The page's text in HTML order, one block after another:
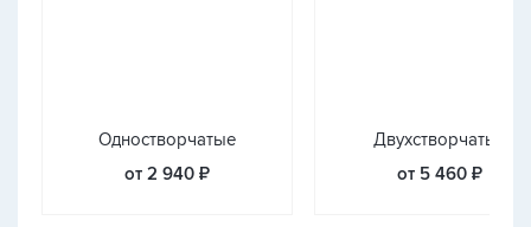
Одностворчатые
от 2 940 ₽
Двухстворчатые
от 5 460 ₽